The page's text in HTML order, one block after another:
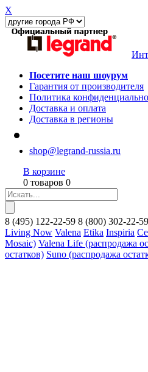
X
Посетите наш шоурум
Гарантия от производителя
Политика
Доставка и оплата
Доставка в регионы
shop@legrand-russia.ru
В корзине
0 товаров 0
8 (495) 122-22-59 8 (800) 302-22-59
Living Now Valena Etika Inspiria
Mosaic) Valena Life (распродажа
остатков) Suno (распродажа